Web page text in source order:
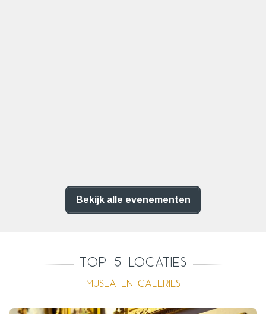
Bekijk alle evenementen
Top 5 locaties
Musea en galeries